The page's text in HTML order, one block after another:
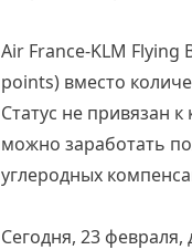
Air France-KLM Flying
points) вместо
Статус не привязан
можно заработать
углеродных
Сегодня, 23